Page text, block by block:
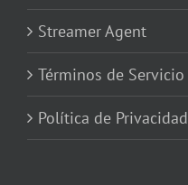
Streamer Agent
Términos de Servicio
Política de Privacidad